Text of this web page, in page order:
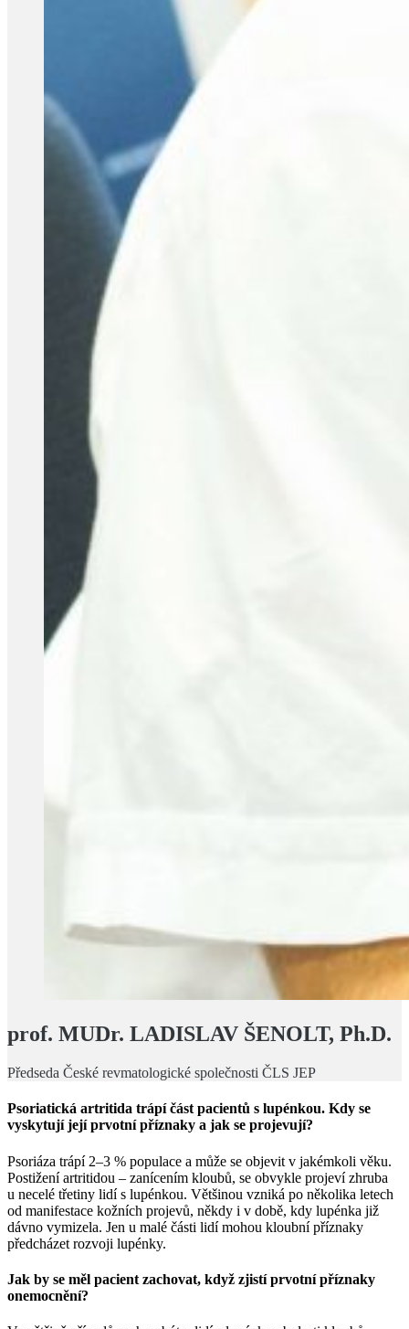
prof. MUDr. LADISLAV ŠENOLT, Ph.D.
Předseda České revmatologické společnosti ČLS JEP
Psoriatická artritida trápí část pacientů s lupénkou. Kdy se
vyskytují její prvotní příznaky a jak se projevují?
Psoriáza trápí 2–3 % populace a může se objevit v jakémkoli věku.
Postižení artritidou – zanícením kloubů, se obvykle projeví zhruba
u necelé třetiny lidí s lupénkou. Většinou vzniká po několika letech
od manifestace kožních projevů, někdy i v době, kdy lupénka již
dávno vymizela. Jen u malé části lidí mohou kloubní příznaky
předcházet rozvoji lupénky.
Jak by se měl pacient zachovat, když zjistí prvotní příznaky
onemocnění?